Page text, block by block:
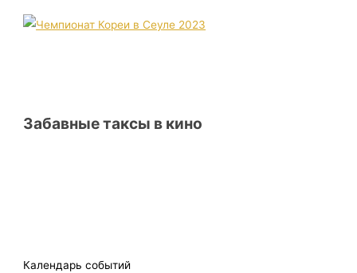
Забавные таксы в кино
Календарь событий